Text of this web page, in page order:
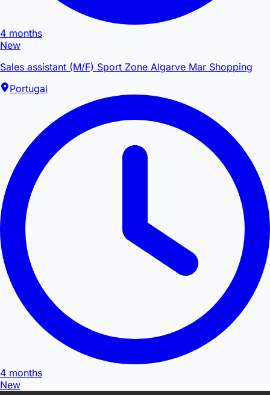
4 months
New
Sales assistant (M/F) Sport Zone Algarve Mar Shopping
Portugal
4 months
New